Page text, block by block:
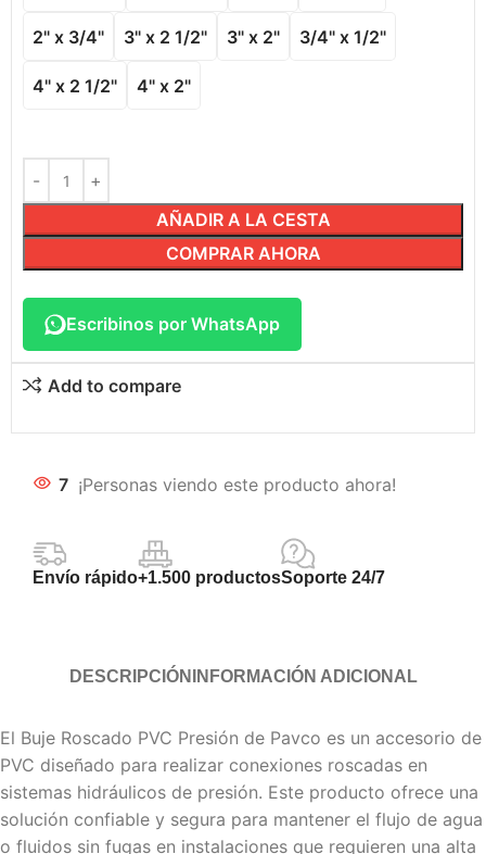
2" x 3/4" 3" x 2 1/2" 3" x 2" 3/4" x 1/2"
4" x 2 1/2" 4" x 2"
AÑADIR A LA CESTA
COMPRAR AHORA
Escribinos por WhatsApp
Add to compare
7 ¡Personas viendo este producto ahora!
Envío rápido+1.500 productosSoporte 24/7
DESCRIPCIÓN INFORMACIÓN ADICIONAL
El Buje Roscado PVC Presión de Pavco es un accesorio de
PVC diseñado para realizar conexiones roscadas en
sistemas hidráulicos de presión. Este producto ofrece una
solución confiable y segura para mantener el flujo de agua
o fluidos sin fugas en instalaciones que requieren una alta